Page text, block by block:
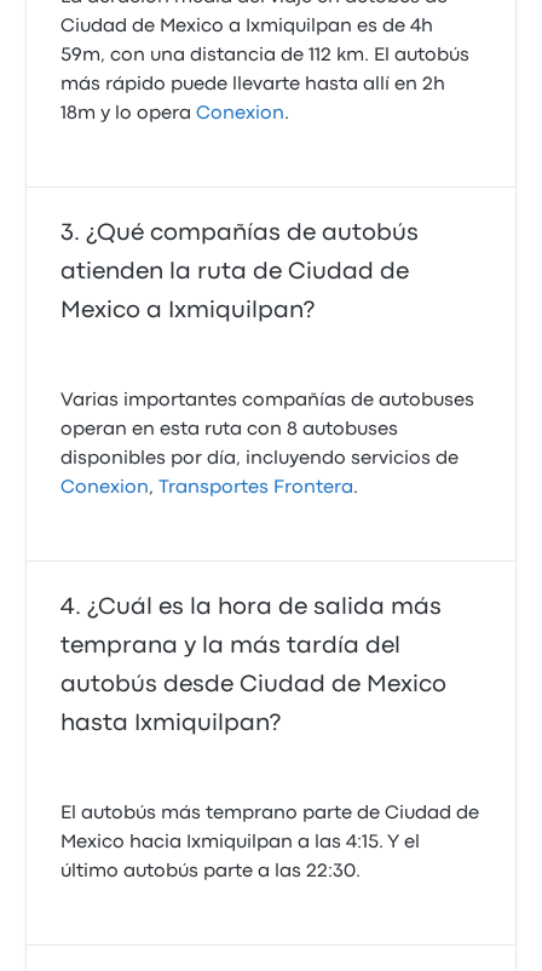
Ciudad de Mexico a Ixmiquilpan es de 4h
59m, con una distancia de 112 km. El autobús
más rápido puede llevarte hasta allí en 2h
18m y lo operaConexion.
¿Qué compañías de autobús
atienden la ruta de Ciudad de
Mexico a Ixmiquilpan?
Varias importantes compañías de autobuses
operan en esta ruta con 8 autobuses
disponibles por día, incluyendo servicios de
Conexion, Transportes Frontera.
¿Cuál es la hora de salida más
temprana y la más tardía del
autobús desde Ciudad de Mexico
hasta Ixmiquilpan?
El autobús más temprano parte de Ciudad de
Mexico hacia Ixmiquilpan a las 4:15. Y el
último autobús parte a las 22:30.